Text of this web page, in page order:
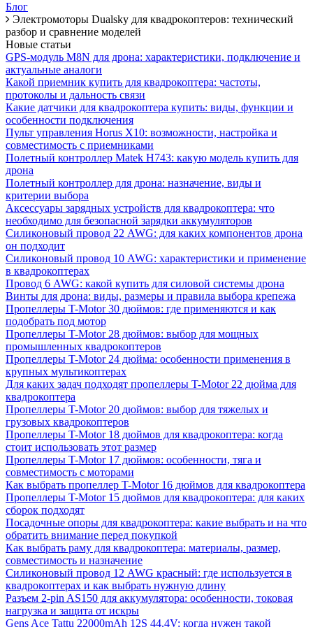
Блог
Электромоторы Dualsky для квадрокоптеров: технический
разбор и сравнение моделей
Новые статьи
GPS-модуль M8N для дрона: характеристики, подключение и
актуальные аналоги
Какой приемник купить для квадрокоптера: частоты,
протоколы и дальность связи
Какие датчики для квадрокоптера купить: виды, функции и
особенности подключения
Пульт управления Horus X10: возможности, настройка и
совместимость с приемниками
Полетный контроллер Matek H743: какую модель купить для
дрона
Полетный контроллер для дрона: назначение, виды и
критерии выбора
Аксессуары зарядных устройств для квадрокоптера: что
необходимо для безопасной зарядки аккумуляторов
Силиконовый провод 22 AWG: для каких компонентов дрона
он подходит
Силиконовый провод 10 AWG: характеристики и применение
в квадрокоптерах
Провод 6 AWG: какой купить для силовой системы дрона
Винты для дрона: виды, размеры и правила выбора крепежа
Пропеллеры T-Motor 30 дюймов: где применяются и как
подобрать под мотор
Пропеллеры T-Motor 28 дюймов: выбор для мощных
промышленных квадрокоптеров
Пропеллеры T-Motor 24 дюйма: особенности применения в
крупных мультикоптерах
Для каких задач подходят пропеллеры T-Motor 22 дюйма для
квадрокоптера
Пропеллеры T-Motor 20 дюймов: выбор для тяжелых и
грузовых квадрокоптеров
Пропеллеры T-Motor 18 дюймов для квадрокоптера: когда
стоит использовать этот размер
Пропеллеры T-Motor 17 дюймов: особенности, тяга и
совместимость с моторами
Как выбрать пропеллер T-Motor 16 дюймов для квадрокоптера
Пропеллеры T-Motor 15 дюймов для квадрокоптера: для каких
сборок подходят
Посадочные опоры для квадрокоптера: какие выбрать и на что
обратить внимание перед покупкой
Как выбрать раму для квадрокоптера: материалы, размер,
совместимость и назначение
Силиконовый провод 12 AWG красный: где используется в
квадрокоптерах и как выбрать нужную длину
Разъем 2-pin AS150 для аккумулятора: особенности, токовая
нагрузка и защита от искры
Gens Ace Tattu 22000mAh 12S 44.4V: когда нужен такой